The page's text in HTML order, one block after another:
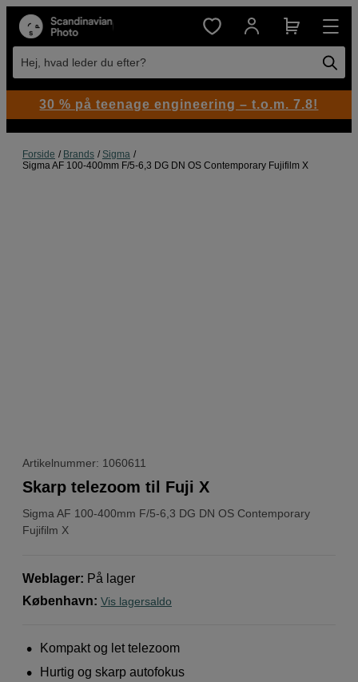
Hej, hvad leder du efter?
Forside Brands
Sigma
Sigma AF 100-400mm F/5-6,3 DG DN OS Contemporary Fujifilm X
Artikelnummer: 1060611
Sigma AF 100-400mm F/5-6,3 DG DN OS Contemporary
Fujifilm X
Skarp telezoom til Fuji X
Weblager: På lager
København: Vis lagersaldo
Kompakt og let telezoom
Hurtig og skarp autofokus
30 % på teenage engineering – t.o.m. 7.8!